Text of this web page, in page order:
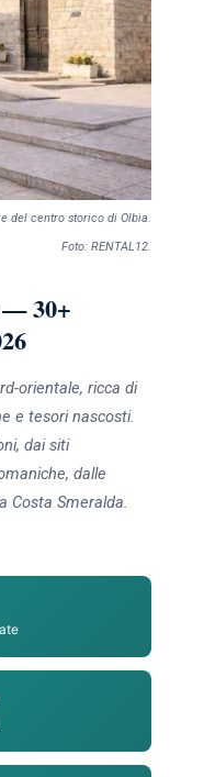
del centro storico di Olbia.
Foto: RENTAL12.
30+
orientale, ricca di
e tesori nascosti.
dai siti
dalle
Costa Smeralda.